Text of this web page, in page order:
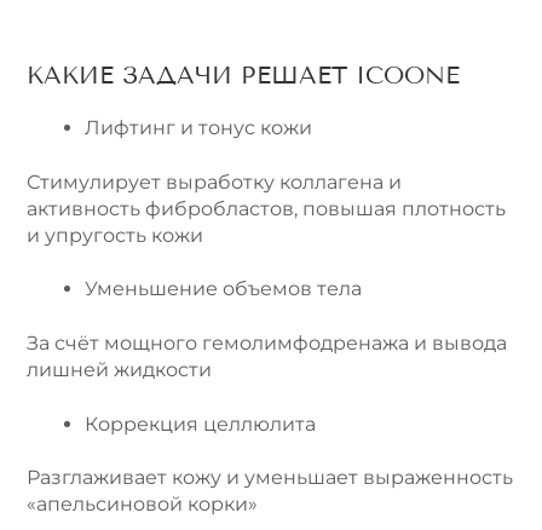
КАКИЕ ЗАДАЧИ РЕШАЕТ ICOONE
Лифтинг и тонус кожи
Стимулирует выработку коллагена и
активность фибробластов, повышая плотность
и упругость кожи
Уменьшение объемов тела
За счёт мощного гемолимфодренажа и вывода
лишней жидкости
Коррекция целлюлита
Разглаживает кожу и уменьшает выраженность
«апельсиновой корки»